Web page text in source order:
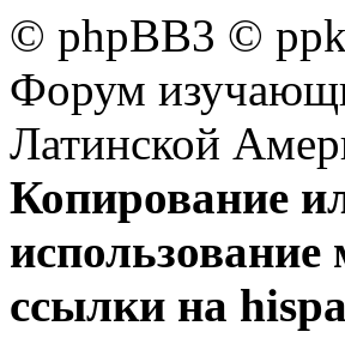
© phpBB3 ©
Форум
Латинской
Копирование
ссылки на